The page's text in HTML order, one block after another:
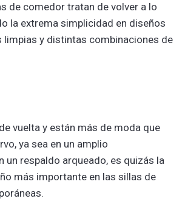
de comedor tratan de volver a lo
la extrema simplicidad en diseños
limpias y distintas combinaciones de
vuelta y están más de moda que
ya sea en un amplio
un respaldo arqueado, es quizás la
más importante en las sillas de